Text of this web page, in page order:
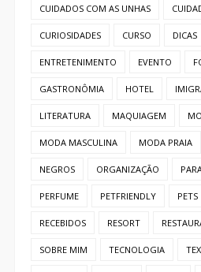
CUIDADOS COM AS UNHAS
CURIOSIDADES CURSO DICAS
ENTRETENIMENTO EVENTO
GASTRONÔMIA HOTEL
LITERATURA MAQUIAGEM
MODA MASCULINA MODA PRAIA
NEGROS ORGANIZAÇÃO
PERFUME PETFRIENDLY PETS
RECEBIDOS RESORT
SOBRE MIM TECNOLOGIA